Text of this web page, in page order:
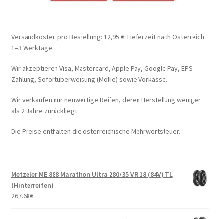
Versandkosten pro Bestellung: 12,95 €. Lieferzeit nach Österreich:
1–3 Werktage.
Wir akzeptieren Visa, Mastercard, Apple Pay, Google Pay, EPS-
Zahlung, Sofortüberweisung (Mollie) sowie Vorkasse.
Wir verkaufen nur neuwertige Reifen, deren Herstellung weniger
als 2 Jahre zurückliegt.
Die Preise enthalten die österreichische Mehrwertsteuer.
Metzeler ME 888 Marathon Ultra 280/35 VR 18 (84V) TL
(Hinterreifen)
267.68€